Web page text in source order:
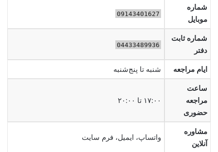
شماره
موبایل
09143401627
شماره ثابت
دفتر
04433489936
ایام مراجعه شنبه تا پنج‌شنبه
ساعت
مراجعه
حضوری
۱۷:۰۰ تا ۲۰:۰۰
مشاوره
آنلاین
واتساپ، ایمیل، فرم سایت